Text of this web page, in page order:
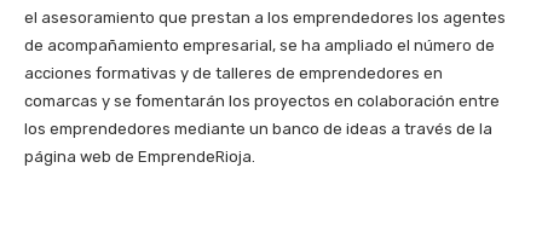
el asesoramiento que prestan a los emprendedores los agentes
de acompañamiento empresarial, se ha ampliado el número de
acciones formativas y de talleres de emprendedores en
comarcas y se fomentarán los proyectos en colaboración entre
los emprendedores mediante un banco de ideas a través de la
página web de EmprendeRioja.